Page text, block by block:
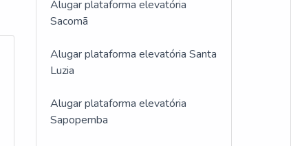
Alugar plataforma elevatória
Sacomã
Alugar plataforma elevatória Santa
Luzia
Alugar plataforma elevatória
Sapopemba